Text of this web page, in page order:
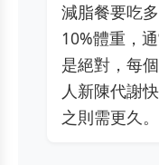
減脂餐要吃
10%體重，
是絕對，每
人新陳代謝
之則需更久。